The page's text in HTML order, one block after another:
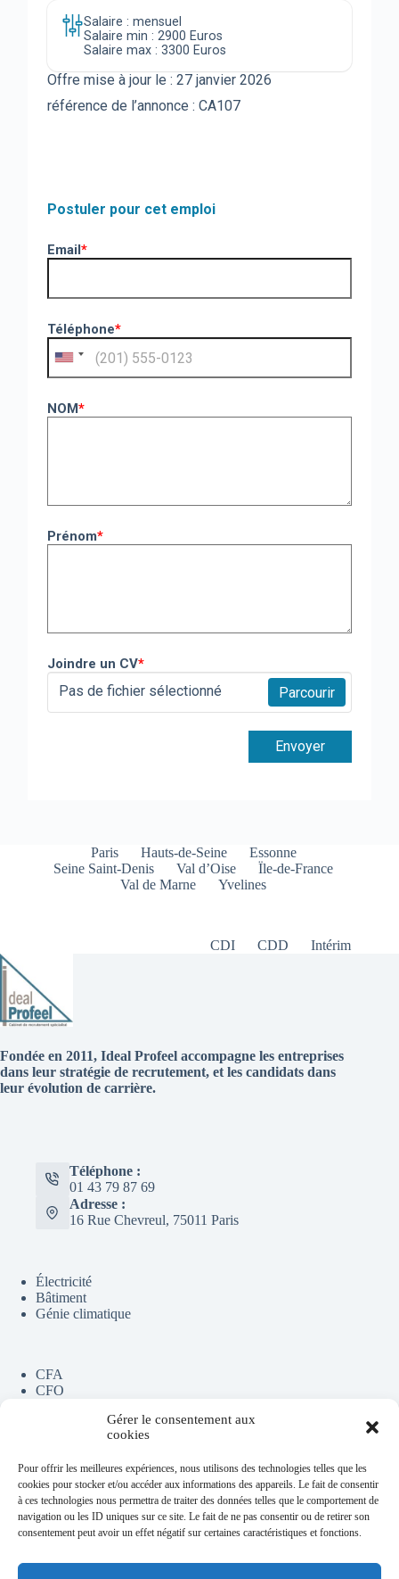
Gérer le consentement aux
cookies
Pour offrir les meilleures expériences, nous utilisons des technologies telles que les
cookies pour stocker et/ou accéder aux informations des appareils. Le fait de consentir
à ces technologies nous permettra de traiter des données telles que le comportement de
navigation ou les ID uniques sur ce site. Le fait de ne pas consentir ou de retirer son
consentement peut avoir un effet négatif sur certaines caractéristiques et fonctions.
Salaire : mensuel
Salaire min : 2900 Euros
Salaire max : 3300 Euros
Offre mise à jour le :27 janvier 2026
référence de l’annonce : CA107
Postuler pour cet emploi
Email*
Téléphone*
NOM*
Prénom*
Joindre un CV*
Pas de fichier sélectionné Parcourir
Envoyer
Paris Hauts-de-Seine
Essonne
Seine Saint-Denis
Val d’Oise
Ïle-de-France
Val de Marne
Yvelines
CDI CDD Intérim
Fondée en 2011, Ideal Profeel accompagne les entreprises
dans leur stratégie de recrutement, et les candidats dans
leur évolution de carrière.
Téléphone :
01 43 79 87 69
Adresse :
16 Rue Chevreul, 75011 Paris
Électricité
Bâtiment
Génie climatique
CFA
CFO
Climatisation
Menuiserie
Multitechnique
Second œuvre
TCE
Ventilation